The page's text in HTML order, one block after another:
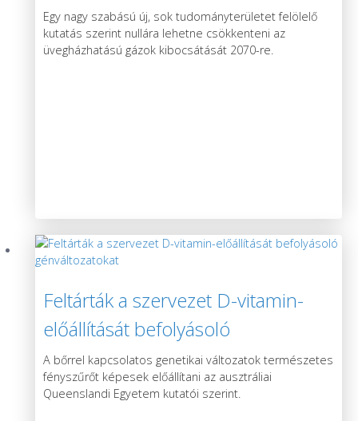
2070-re egy új kutatás szerint
Egy nagy szabású új, sok tudományterületet felölelő
kutatás szerint nullára lehetne csökkenteni az
üvegházhatású gázok kibocsátását 2070-re.
Feltárták a szervezet D-vitamin-
előállítását befolyásoló
génváltozatokat
A bőrrel kapcsolatos genetikai változatok természetes
fényszűrőt képesek előállítani az ausztráliai
Queenslandi Egyetem kutatói szerint.